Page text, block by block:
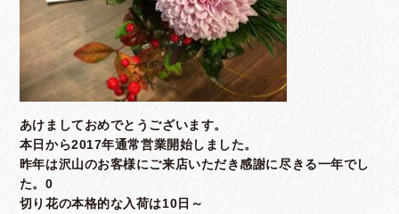
あけましておめでとうございます。
本日から2017年通常営業開始しました。
昨年は沢山のお客様にご来店いただき感謝に尽きる一年でし
た。0
切り花の本格的な入荷は10日～